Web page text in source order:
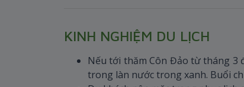
KINH NGHIỆM DU LỊCH
Nếu tới thăm Côn Đảo từ tháng 3
trong làn nước trong xanh. Buổi